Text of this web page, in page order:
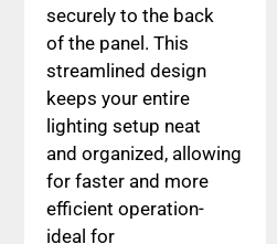
securely to the back
of the panel. This
streamlined design
keeps your entire
lighting setup neat
and organized, allowing
for faster and more
efficient operation-
ideal for